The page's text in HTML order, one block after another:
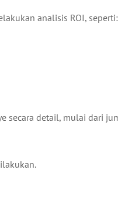
analisis ROI, seperti:
secara detail, mulai dari